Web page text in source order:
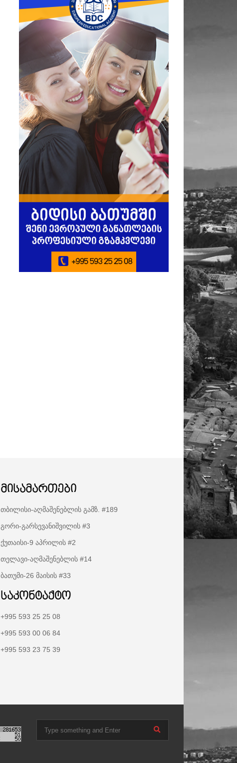
მისამართები
თბილისი-აღმაშენებლის გამზ. #189
გორი-გარსევანიშვილის #3
ქუთაისი-9 აპრილის #2
თელავი-აღმაშენებლის #14
ბათუმი-26 მაისის #33
საკონტაქტო
+995 593 25 25 08
+995 593 00 06 84
+995 593 23 75 39